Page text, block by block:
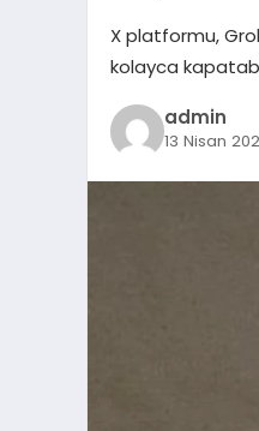
X platformu,
kolayca
admin
13 Nisan